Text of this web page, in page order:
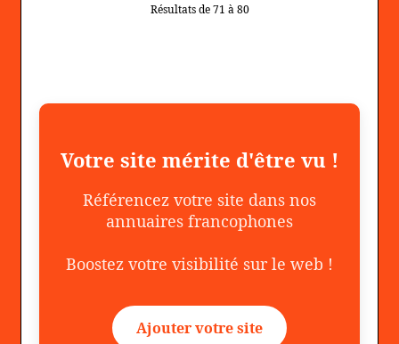
Résultats de 71 à 80
Votre site mérite d'être vu !
Référencez votre site dans nos
annuaires francophones
Boostez votre visibilité sur le web !
Ajouter votre site